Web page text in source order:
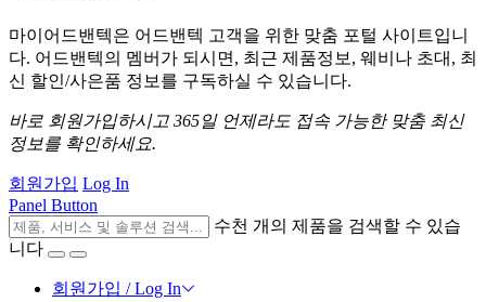
마이어드밴텍은 어드밴텍 고객을 위한 맞춤 포털 사이트입니
다. 어드밴텍의 멤버가 되시면, 최근 제품정보, 웨비나 초대, 최
신 할인/사은품 정보를 구독하실 수 있습니다.
바로 회원가입하시고 365일 언제라도 접속 가능한 맞춤 최신
정보를 확인하세요.
회원가입 Log In
Panel Button
수천 개의 제품을 검색할 수 있습
니다
회원가입 / Log In